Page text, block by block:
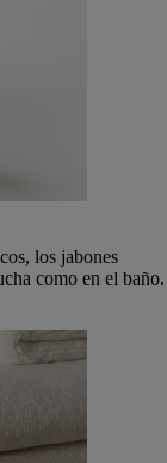
los jabones
como en el baño.